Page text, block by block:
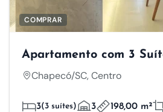
COMPRAR
Apartamento com 3
Chapecó/SC, Centro
3(3 suítes) 3 198,00 m²